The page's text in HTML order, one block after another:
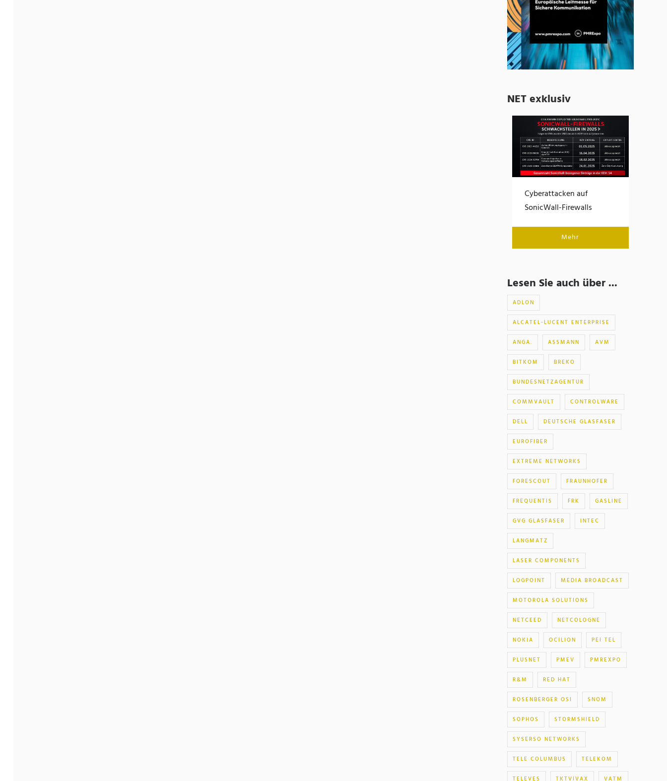
NET exklusiv
Cyberattacken auf
SonicWall-Firewalls
Mehr
Lesen Sie auch über ...
ADLON
ALCATEL-LUCENT ENTERPRISE
ANGA. ASSMANN AVM
BITKOM BREKO
BUNDESNETZAGENTUR
COMMVAULT CONTROLWARE
DELL DEUTSCHE GLASFASER
EUROFIBER
EXTREME NETWORKS
FORESCOUT FRAUNHOFER
FREQUENTIS FRK GASLINE
GVG GLASFASER INTEC
LANGMATZ
LASER COMPONENTS
LOGPOINT MEDIA BROADCAST
MOTOROLA SOLUTIONS
NETCEED NETCOLOGNE
NOKIA OCILION PEI TEL
PLUSNET PMEV PMREXPO
R&M RED HAT
ROSENBERGER OSI SNOM
SOPHOS STORMSHIELD
SYSERSO NETWORKS
TELE COLUMBUS TELEKOM
TELEVES TKTVIVAX VATM